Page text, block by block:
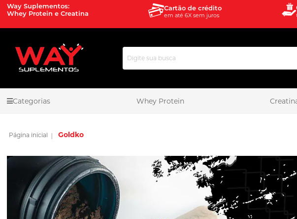
Way Suplementos:
Whey Protein e Creatina
Cartão de crédito
em até 6X sem juros
Pesquisa
Categorias Whey Protein
Goldko